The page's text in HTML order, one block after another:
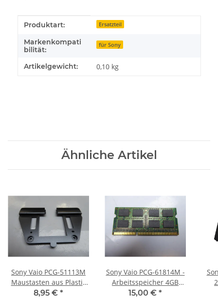
Produkteigenschaft
Wert
Produktart: Ersatzteil
Markenkompati
bilität:
für Sony
Artikelgewicht: 0,10 kg
Ähnliche Artikel
Sony Vaio PCG-51113M
Maustasten aus Plastik
#3971
8,95 € *
Sony Vaio PCG-61814M -
Arbeitsspeicher 4GB
RAM Memory DDR3
15,00 € *